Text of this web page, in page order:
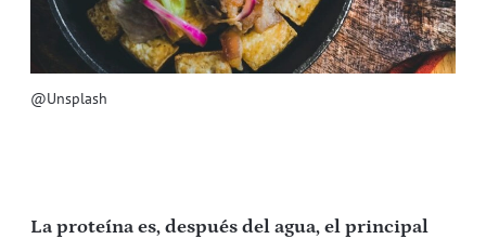
@Unsplash
La proteína es, después del agua, el principal